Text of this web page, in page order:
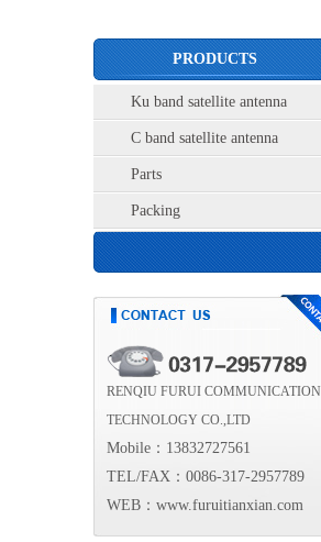
PRODUCTS
Ku band satellite antenna
C band satellite antenna
Parts
Packing
RENQIU FURUI COMMUNICATION
TECHNOLOGY CO.,LTD
Mobile：13832727561
TEL/FAX：0086-317-2957789
WEB：www.furuitianxian.com